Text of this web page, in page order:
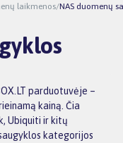
laikmenos/NAS duomenų
parduotuvėje –
kainą. Čia
Ubiquiti ir kitų
kategorijos